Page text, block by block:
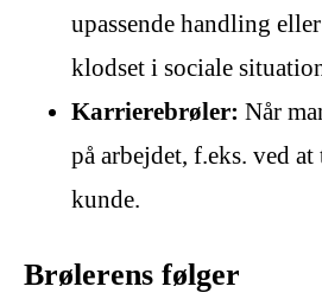
upassende handling
klodset i sociale
Karrierebrøler: Når
på arbejdet, f.eks. ved
kunde.
Brølerens følger